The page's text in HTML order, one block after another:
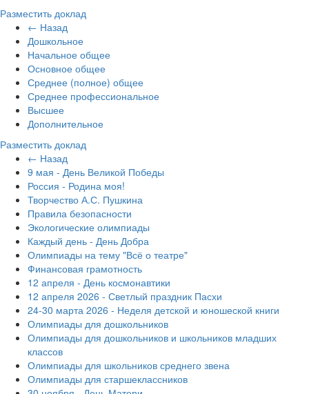
Разместить доклад
← Назад
Дошкольное
Начальное общее
Основное общее
Среднее (полное) общее
Среднее профессиональное
Высшее
Дополнительное
Разместить доклад
← Назад
9 мая - День Великой Победы
Россия - Родина моя!
Творчество А.С. Пушкина
Правила безопасности
Экологические олимпиады
Каждый день - День Добра
Олимпиады на тему "Всё о театре"
Финансовая грамотность
12 апреля - День космонавтики
12 апреля 2026 - Светлый праздник Пасхи
24-30 марта 2026 - Неделя детской и юношеской книги
Олимпиады для дошкольников
Олимпиады для дошкольников и школьников младших
классов
Олимпиады для школьников среднего звена
Олимпиады для старшеклассников